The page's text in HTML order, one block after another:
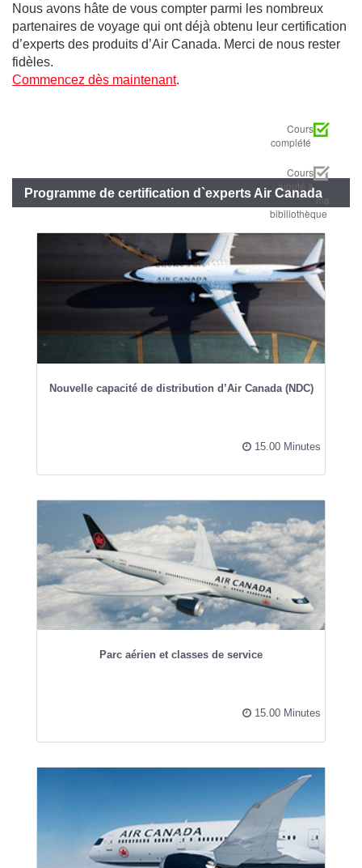
Nous avons hâte de vous compter parmi les nombreux
partenaires de voyage qui ont déjà obtenu leur certification
d’experts des produits d’Air Canada. Merci de nous rester
fidèles.
Commencez dès maintenant.
Cours
complété
Cours
ajouté à
ma
bibiliothèque
Programme de certification d`experts Air Canada
Nouvelle capacité de distribution d’Air Canada​ (NDC)
15.00 Minutes
Parc aérien et classes de service
15.00 Minutes